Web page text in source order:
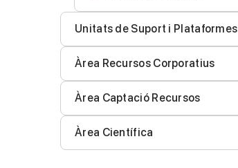
Unitats de Suport i Plataformes
Àrea Recursos Corporatius
Àrea Captació Recursos
Àrea Científica